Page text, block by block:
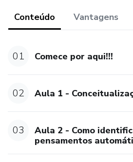
Conteúdo Vantagens
01 Comece por aqui!!!
02 Aula 1 -
03
Aula 2 - Como
pensamentos